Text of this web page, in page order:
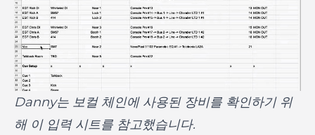
Danny는 보컬 체인에 사용된 장비를 확인하기 위
해 이 입력 시트를 참고했습니다.